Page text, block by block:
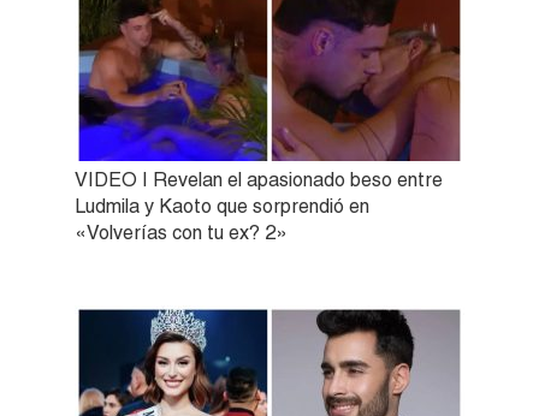
VIDEO | Revelan el apasionado beso entre
Ludmila y Kaoto que sorprendió en
«Volverías con tu ex? 2»